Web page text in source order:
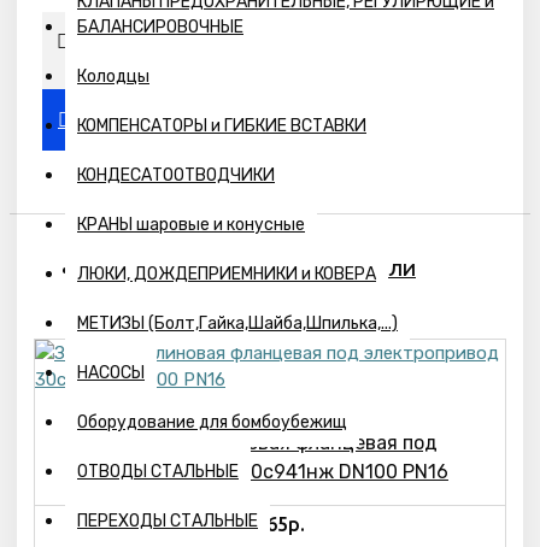
БАЛАНСИРОВОЧНЫЕ
Колодцы
КОМПЕНСАТОРЫ и ГИБКИЕ ВСТАВКИ
КОНДЕСАТООТВОДЧИКИ
КРАНЫ шаровые и конусные
ЛЮКИ, ДОЖДЕПРИЕМНИКИ и КОВЕРА
МЕТИЗЫ (Болт,Гайка,Шайба,Шпилька,...)
НАСОСЫ
Оборудование для бомбоубежищ
ОТВОДЫ СТАЛЬНЫЕ
ПЕРЕХОДЫ СТАЛЬНЫЕ
ПОХОЖИЕ ТОВАРЫ ВЫ СМОТРЕЛИ
Задвижка клиновая фланцевая под
электропривод 30с941нж DN100 PN16
67065р.